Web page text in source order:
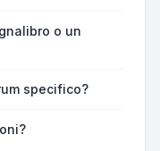
o un
specifico?